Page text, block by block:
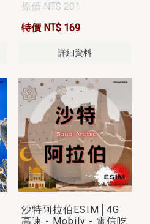
原價 NT$ 201
特價 NT$ 169
詳細資料
沙特阿拉伯ESIM│4G
高速 - Mobily - 電信吃